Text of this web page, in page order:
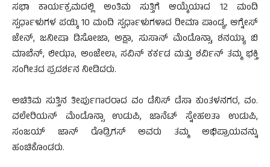
ಸಭಾ ಕಾರ್ಯಕ್ರಮದಲ್ಲಿ ಅಂತಿಮ ಸುತ್ತಿಗೆ ಆಯ್ಕೆಯಾದ 12 ಮಂದಿ
ಸ್ಪರ್ಧಾಳುಗಳ ಪಯ್ಕಿ 10 ಮಂದಿ ಸ್ಪರ್ಧಾಳುಗಳಾದ ರೀಮಾ ಪಾಂಡ್ಯ, ಆಗ್ನೇಸ್
ಜೇನ್, ಜನೀಷಾ ಡಿಸೋಜಾ, ಅಕ್ಷಾ, ಸುಸಾನ್ ಮೆಂಡೊನ್ಸಾ, ಶನಯ್ಯಾ ಬಿ
ಮಾಬೆನ್, ಲೀಝಾ, ಅಂಜೇಲಾ, ಸವಿನ್ ಕರ್ಕಡ ಮತ್ತು ಶರ್ವಿನ್ ತಮ್ಮ ಭಕ್ತಿ
ಸಂಗೀತದ ಪ್ರದರ್ಶನ ನೀಡಿದರು.
ಅಚಿತಿಮ ಸುತ್ತಿನ ತೀರ್ಪುಗಾರರಾದ ವಂ ಡೆನಿಸ್ ಡೆಸಾ ಕುಂತಳನಗರ, ವಂ.
ವಲೇರಿಯನ್ ಮೆಂಡೊನ್ಸಾ ಉಡುಪಿ, ಜಾನೆಟ್ ಸ್ನೇಹಲತಾ ಉಡುಪಿ,
ಸಂಜಯ್ ಜಾನ್ ರೊಡ್ರಿಗಸ್ ಅವರು ತಮ್ಮ ಅಭಿಪ್ರಾಯವನ್ನು
ಹಂಚಿಕೊಂಡರು.